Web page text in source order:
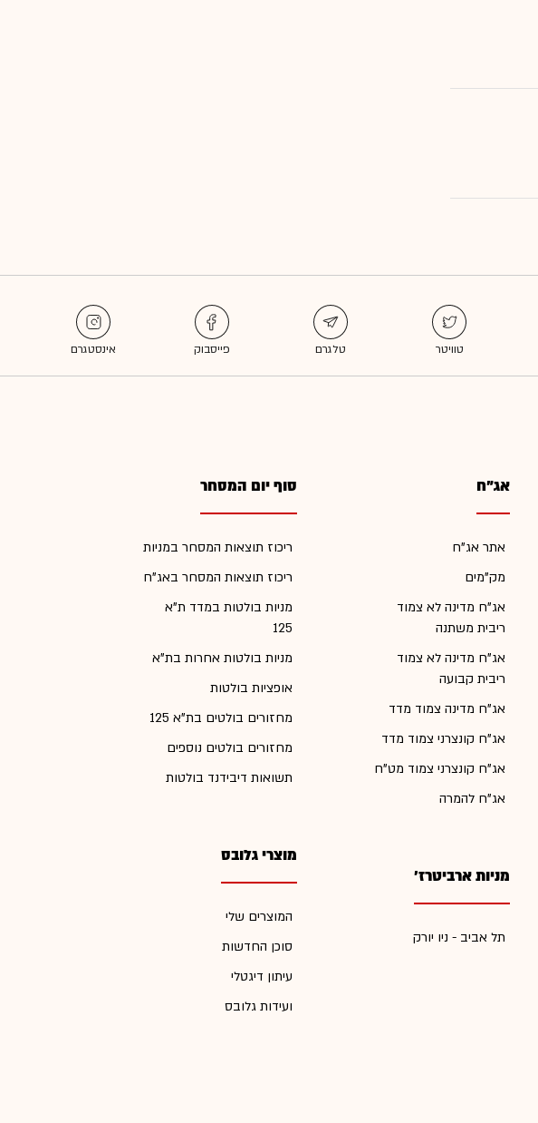
אג"ח
אתר אג"ח
מק"מים
אג"ח מדינה לא צמוד
ריבית משתנה
אג"ח מדינה לא צמוד
ריבית קבועה
אג"ח מדינה צמוד מדד
אג"ח קונצרני צמוד מדד
אג"ח קונצרני צמוד מט"ח
אג"ח להמרה
מניות ארביטרז'
תל אביב - ניו יורק
סוף יום המסחר
ריכוז תוצאות המסחר במניות
ריכוז תוצאות המסחר באג"ח
מניות בולטות במדד ת"א
125
מניות בולטות אחרות בת"א
אופציות בולטות
מחזורים בולטים בת"א 125
מחזורים בולטים נוספים
תשואות דיבידנד בולטות
מוצרי גלובס
המוצרים שלי
סוכן החדשות
עיתון דיגטלי
ועידות גלובס